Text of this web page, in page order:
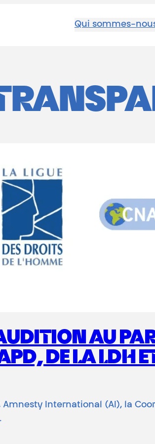
Qui sommes-
AU
DE LA LDH
Amnesty International (AI), la